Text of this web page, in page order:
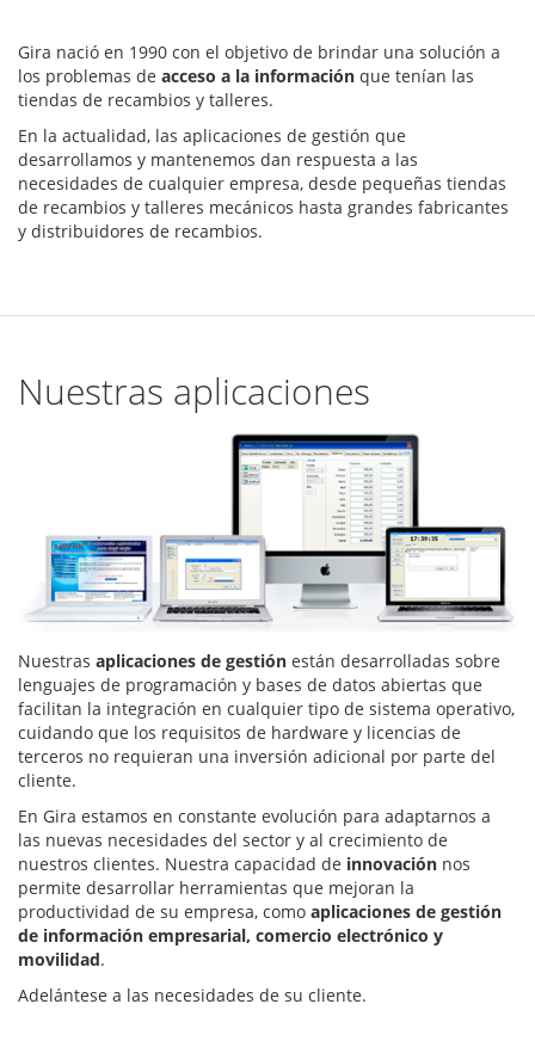
Gira nació en 1990 con el objetivo de brindar una solución a
los problemas de acceso a la información que tenían las
tiendas de recambios y talleres.
En la actualidad, las aplicaciones de gestión que
desarrollamos y mantenemos dan respuesta a las
necesidades de cualquier empresa, desde pequeñas tiendas
de recambios y talleres mecánicos hasta grandes fabricantes
y distribuidores de recambios.
Nuestras aplicaciones
Nuestras aplicaciones de gestión están desarrolladas sobre
lenguajes de programación y bases de datos abiertas que
facilitan la integración en cualquier tipo de sistema operativo,
cuidando que los requisitos de hardware y licencias de
terceros no requieran una inversión adicional por parte del
cliente.
En Gira estamos en constante evolución para adaptarnos a
las nuevas necesidades del sector y al crecimiento de
nuestros clientes. Nuestra capacidad de innovación nos
permite desarrollar herramientas que mejoran la
productividad de su empresa, como aplicaciones de gestión
de información empresarial, comercio electrónico y
movilidad.
Adelántese a las necesidades de su cliente.